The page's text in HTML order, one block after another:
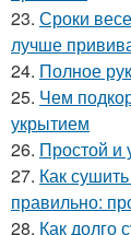
23. Сроки
лучше
24. Полное
25. Чем
укрытием
26. Простой и
27. Как
правильно:
28. Как долго